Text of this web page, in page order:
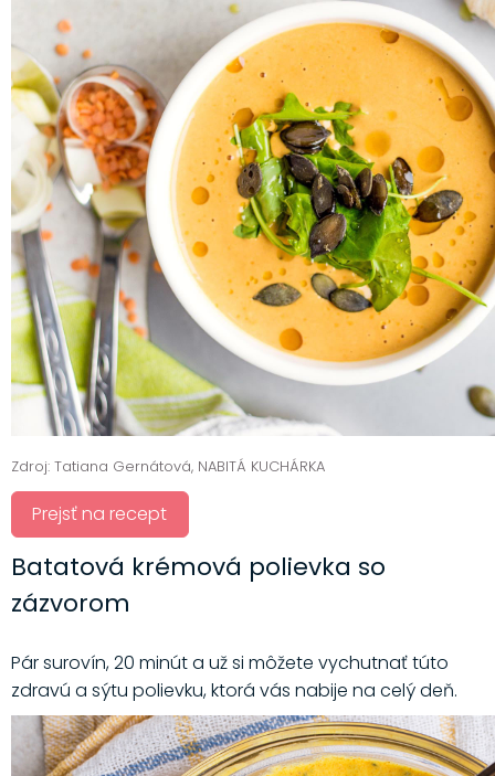
Zdroj: Tatiana Gernátová, NABITÁ KUCHÁRKA
Prejsť na recept
Batatová krémová polievka so
zázvorom
Pár surovín, 20 minút a už si môžete vychutnať túto
zdravú a sýtu polievku, ktorá vás nabije na celý deň.